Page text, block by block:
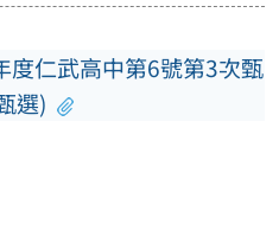
度仁武高中第6號第3次甄
選)